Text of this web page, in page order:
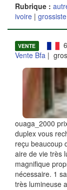
Rubrique :
ivoire |
VENTE
Vente Bfa |
ouaga_2000
duplex vous
reçu beaucoup
aire de vie très
magnifique
nécessaire. 1
très lumineuse